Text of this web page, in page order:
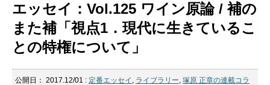
エッセイ：Vol.125 ワイン原論 / 補の
また補「視点1．現代に生きているこ
との特権について」
公開日： 2017.12/01 : 定番エッセイ , ライブラリー, 塚原 正章の連載コラ